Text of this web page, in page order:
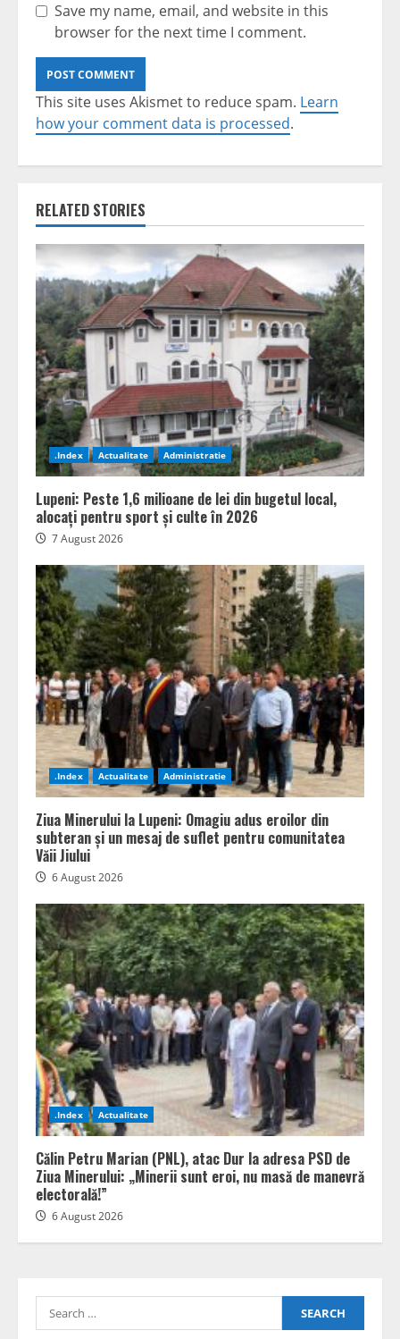
Save my name, email, and website in this
browser for the next time I comment.
This site uses Akismet to reduce spam. Learn
how your comment data is processed.
RELATED STORIES
.Index Actualitate Administratie
Lupeni: Peste 1,6 milioane de lei din bugetul local,
alocați pentru sport și culte în 2026
7 August 2026
.Index Actualitate Administratie
Ziua Minerului la Lupeni: Omagiu adus eroilor din
subteran și un mesaj de suflet pentru comunitatea
Văii Jiului
6 August 2026
.Index Actualitate
Călin Petru Marian (PNL), atac Dur la adresa PSD de
Ziua Minerului: „Minerii sunt eroi, nu masă de manevră
electorală!”
6 August 2026
Search
for: